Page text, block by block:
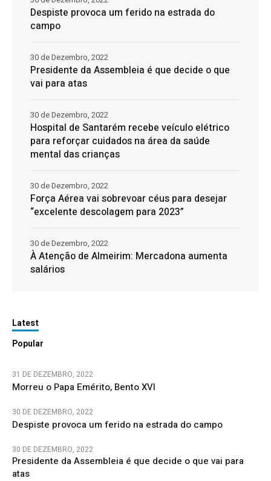
Despiste provoca um ferido na estrada do
campo
Presidente da Assembleia é que decide o que
vai para atas
30 de Dezembro, 2022
Hospital de Santarém recebe veículo elétrico
para reforçar cuidados na área da saúde
mental das crianças
30 de Dezembro, 2022
Força Aérea vai sobrevoar céus para desejar
“excelente descolagem para 2023”
30 de Dezembro, 2022
À Atenção de Almeirim: Mercadona aumenta
salários
30 de Dezembro, 2022
Latest
Popular
31 DE DEZEMBRO, 2022
Morreu o Papa Emérito, Bento XVI
30 DE DEZEMBRO, 2022
Despiste provoca um ferido na estrada do campo
30 DE DEZEMBRO, 2022
Presidente da Assembleia é que decide o que vai para
atas